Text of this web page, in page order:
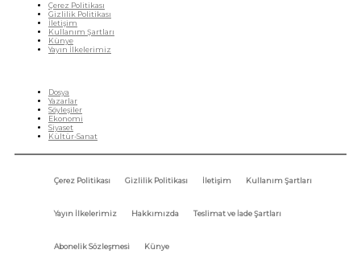
Çerez Politikası
Gizlilik Politikası
İletişim
Kullanım Şartları
Künye
Yayın İlkelerimiz
Dosya
Yazarlar
Söyleşiler
Ekonomi
Siyaset
Kültür-Sanat
Çerez Politikası Gizlilik Politikası İletişim Kullanım Şartları
Yayın İlkelerimiz Hakkımızda Teslimat ve İade Şartları
Abonelik Sözleşmesi Künye